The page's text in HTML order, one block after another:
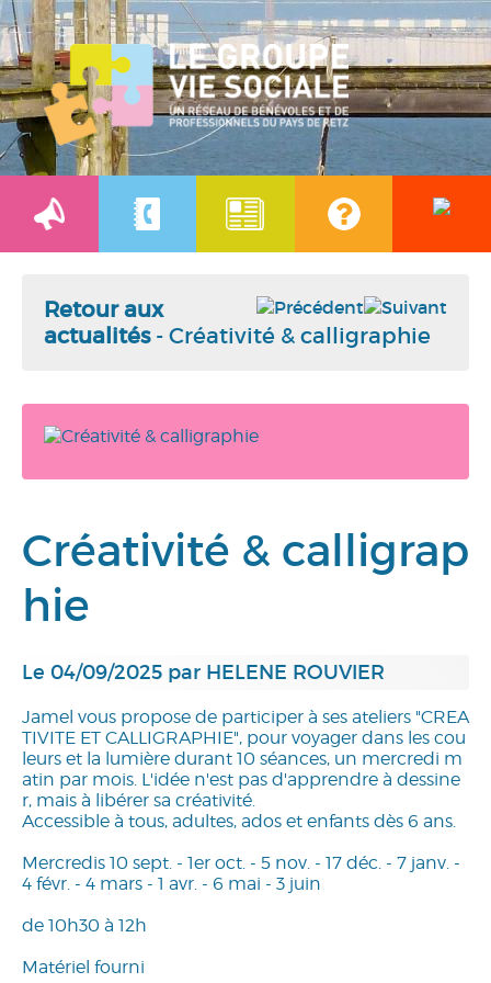
Retour aux
actualités- Créativité & calligraphie
Créativité & calligrap
hie
Le 04/09/2025 par HELENE ROUVIER
Jamel vous propose de participer à ses ateliers "CREA
TIVITE ET CALLIGRAPHIE", pour voyager dans les cou
leurs et la lumière durant 10 séances, un mercredi m
atin par mois. L'idée n'est pas d'apprendre à dessine
r, mais à libérer sa créativité.
Accessible à tous, adultes, ados et enfants dès 6 ans.
Mercredis 10 sept. - 1er oct. - 5 nov. - 17 déc. - 7 janv. -
4 févr. - 4 mars - 1 avr. - 6 mai - 3 juin
de 10h30 à 12h
Matériel fourni